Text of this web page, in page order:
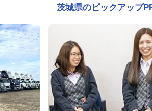
茨城県のピックアップ